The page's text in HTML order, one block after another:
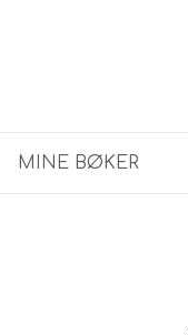
MINE BØKER